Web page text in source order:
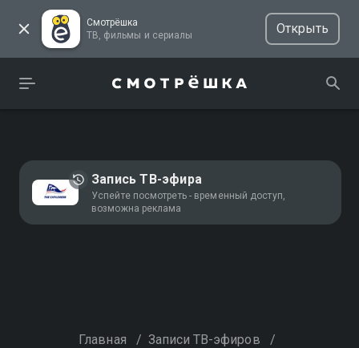
Смотрёшка
ТВ, фильмы и сериалы
Открыть
Запись ТВ-эфира
Успейте посмотреть - временный доступ,
возможна реклама
Главная / Записи ТВ-эфиров /